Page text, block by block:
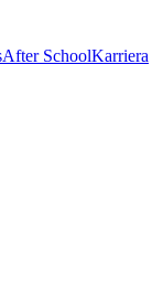
After SchoolKarriera